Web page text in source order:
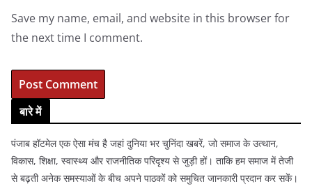
Save my name, email, and website in this browser for
the next time I comment.
बारे में
पंजाब हॉटमेल एक ऐसा मंच है जहां दुनिया भर चुनिंदा खबरें, जो समाज के उत्थान,
विकास, शिक्षा, स्वास्थ्य और राजनीतिक परिदृश्य से जुड़ी हों। ताकि हम समाज में तेजी
से बढ़ती अनेक समस्याओं के बीच अपने पाठकों को समुचित जानकारी प्रदान कर सकें।